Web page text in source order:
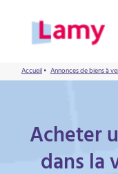
Accueil• Annonces de biens à
Acheter
dans la